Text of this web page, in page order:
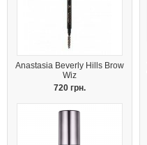
Anastasia Beverly Hills Brow
Wiz
720 грн.